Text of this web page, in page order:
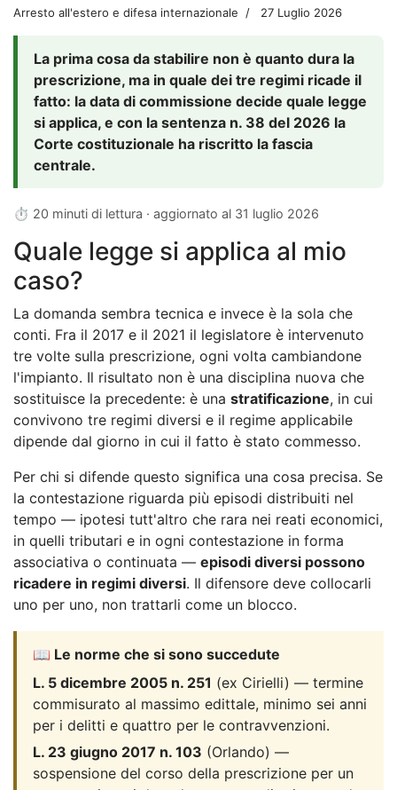
Arresto all'estero e difesa internazionale 27 Luglio 2026
La prima cosa da stabilire non è quanto dura la
prescrizione, ma in quale dei tre regimi ricade il
fatto: la data di commissione decide quale legge
si applica, e con la sentenza n. 38 del 2026 la
Corte costituzionale ha riscritto la fascia
centrale.
⏱ 20 minuti di lettura · aggiornato al 31 luglio 2026
Quale legge si applica al mio
caso?
La domanda sembra tecnica e invece è la sola che
conti. Fra il 2017 e il 2021 il legislatore è intervenuto
tre volte sulla prescrizione, ogni volta cambiandone
l'impianto. Il risultato non è una disciplina nuova che
sostituisce la precedente: è una stratificazione, in cui
convivono tre regimi diversi e il regime applicabile
dipende dal giorno in cui il fatto è stato commesso.
Per chi si difende questo significa una cosa precisa. Se
la contestazione riguarda più episodi distribuiti nel
tempo — ipotesi tutt'altro che rara nei reati economici,
in quelli tributari e in ogni contestazione in forma
associativa o continuata — episodi diversi possono
ricadere in regimi diversi. Il difensore deve collocarli
uno per uno, non trattarli come un blocco.
📖 Le norme che si sono succedute
L. 5 dicembre 2005 n. 251 (ex Cirielli) — termine
commisurato al massimo edittale, minimo sei anni
per i delitti e quattro per le contravvenzioni.
L. 23 giugno 2017 n. 103 (Orlando) —
sospensione del corso della prescrizione per un